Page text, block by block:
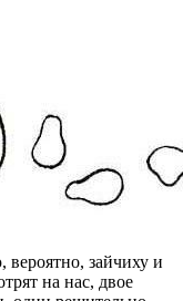
зайчиху и
на нас, двое